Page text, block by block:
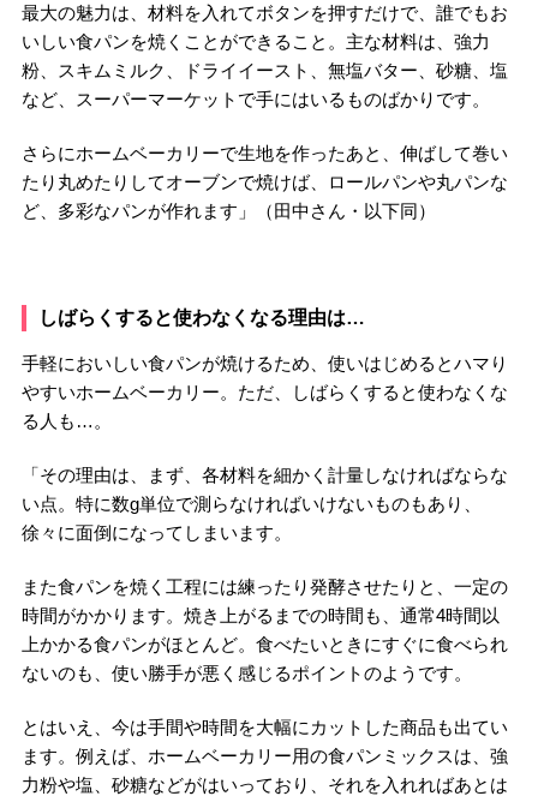
最大の魅力は、材料を入れてボタンを押すだけで、誰でもお
いしい食パンを焼くことができること。主な材料は、強力
粉、スキムミルク、ドライイースト、無塩バター、砂糖、塩
など、スーパーマーケットで手にはいるものばかりです。
さらにホームベーカリーで生地を作ったあと、伸ばして巻い
たり丸めたりしてオーブンで焼けば、ロールパンや丸パンな
ど、多彩なパンが作れます」（田中さん・以下同）
しばらくすると使わなくなる理由は…
手軽においしい食パンが焼けるため、使いはじめるとハマり
やすいホームベーカリー。ただ、しばらくすると使わなくな
る人も…。
「その理由は、まず、各材料を細かく計量しなければならな
い点。特に数g単位で測らなければいけないものもあり、
徐々に面倒になってしまいます。
また食パンを焼く工程には練ったり発酵させたりと、一定の
時間がかかります。焼き上がるまでの時間も、通常4時間以
上かかる食パンがほとんど。食べたいときにすぐに食べられ
ないのも、使い勝手が悪く感じるポイントのようです。
とはいえ、今は手間や時間を大幅にカットした商品も出てい
ます。例えば、ホームベーカリー用の食パンミックスは、強
力粉や塩、砂糖などがはいっており、それを入れればあとは